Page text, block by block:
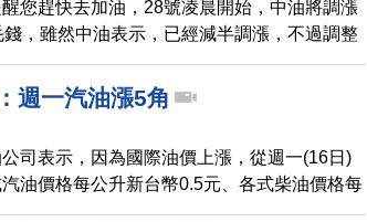
您趕快去加油，28號凌晨開始，中油將調漲
，雖然中油表示，已經減半調漲，不過調整
新高。
週一汽油漲5角
司表示，因為國際油價上漲，從週一(16日)
油價格每公升新台幣0.5元、各式柴油價格每
格分別是92無鉛汽油每公升24.5元、95無鉛汽